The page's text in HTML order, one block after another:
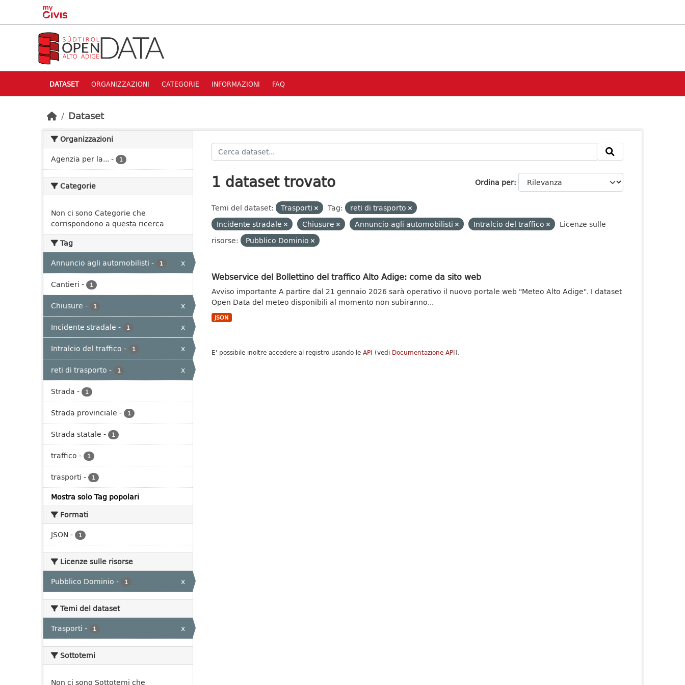
Skip to main content
DATASET ORGANIZZAZIONI CATEGORIE INFORMAZIONI FAQ
Dataset
Organizzazioni
Agenzia per la... - 1
Categorie
Non ci sono Categorie che
corrispondono a questa ricerca
Tag
Annuncio agli automobilisti - 1
x
Cantieri - 1
Chiusure - 1
x
Incidente stradale - 1
x
Intralcio del traffico - 1
x
reti di trasporto - 1
x
Strada - 1
Strada provinciale - 1
Strada statale - 1
traffico - 1
trasporti - 1
Mostra solo Tag popolari
Formati
JSON - 1
Licenze sulle risorse
Pubblico Dominio - 1 x
Temi del dataset
Trasporti - 1 x
Sottotemi
Non ci sono Sottotemi che
Ordina per
1 dataset trovato
Temi del dataset: Trasporti Tag:
reti di trasporto
Incidente stradale
Chiusure Annuncio agli automobilisti Intralcio del traffico
Licenze sulle
risorse:
Pubblico Dominio
Webservice del Bollettino del traffico Alto Adige: come da sito web
Avviso importante A partire dal 21 gennaio 2026 sarà operativo il nuovo portale web "Meteo Alto Adige". I dataset
Open Data del meteo disponibili al momento non subiranno...
JSON
E' possibile inoltre accedere al registro usando le API (vedi Documentazione API).